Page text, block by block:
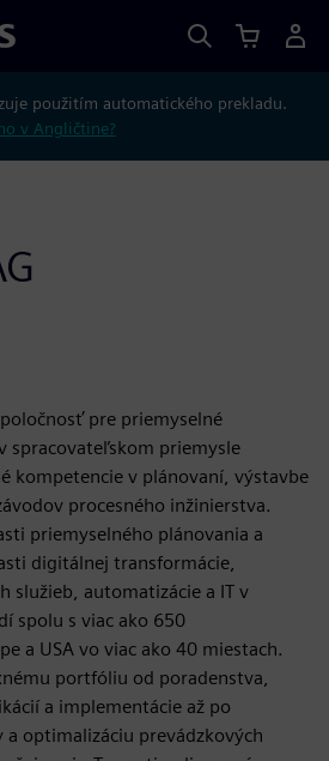
použitím automatického prekladu.
v Angličtine?
pre priemyselné
spracovateľskom priemysle
kompetencie v plánovaní, výstavbe
procesného inžinierstva.
priemyselného plánovania a
digitálnej transformácie,
služieb, automatizácie a IT v
spolu s viac ako 650
a USA vo viac ako 40 miestach.
portfóliu od poradenstva,
a implementácie až po
a optimalizáciu prevádzkových